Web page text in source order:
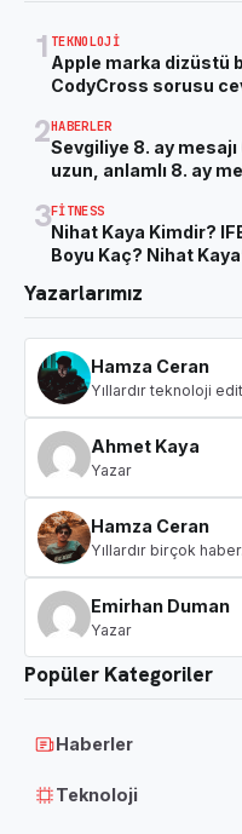
1 TEKNOLOJI
Apple marka dizüstü
CodyCross sorusu
2HABERLER
Sevgiliye 8. ay
uzun, anlamlı 8. ay
3FITNESS
Nihat Kaya Kimdir?
Boyu Kaç? Nihat
Yazarlarımız
Hamza Ceran
Yıllardır teknoloji
Ahmet Kaya
Yazar
Hamza Ceran
Yıllardır birçok
Emirhan Duman
Yazar
Popüler Kategoriler
Haberler
Teknoloji